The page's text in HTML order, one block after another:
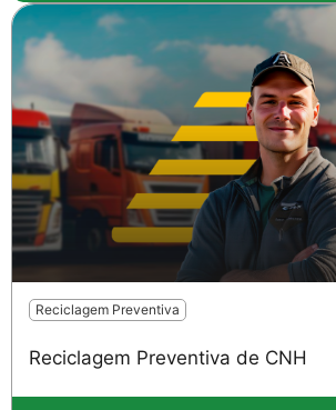
Reciclagem Preventiva
Reciclagem Preventiva de CNH